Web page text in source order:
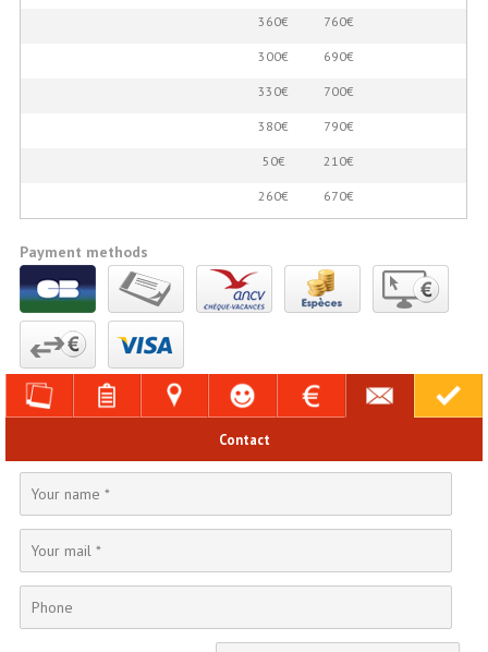
360€ 760€
300€ 690€
330€ 700€
380€ 790€
50€ 210€
260€ 670€
Payment methods
Contact